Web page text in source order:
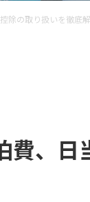
除の取り扱いを徹底
費、日